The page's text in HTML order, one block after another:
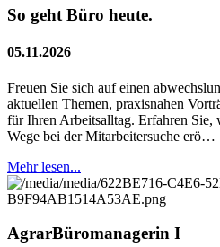
So geht Büro heute.
05.11.2026
Freuen Sie sich auf einen
aktuellen Themen, praxisnahen
für Ihren Arbeitsalltag. Erfahren Sie,
Wege bei der Mitarbeitersuche erö…
Mehr lesen...
AgrarBüromanagerin I